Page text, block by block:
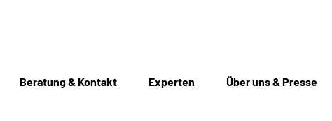
Beratung & Kontakt Experten Über uns & Presse